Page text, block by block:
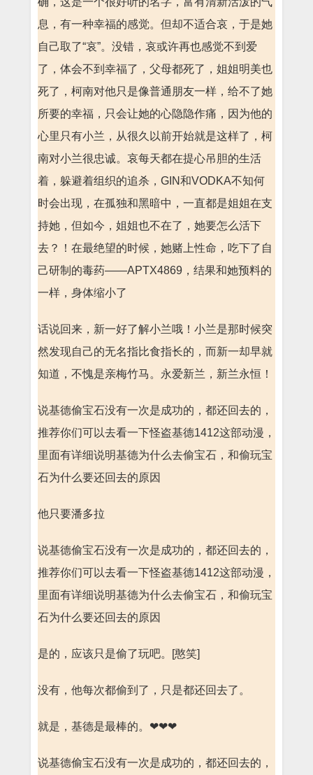
息，有一种幸福的感觉。但却不适合哀，于是她
自己取了“哀”。没错，哀或许再也感觉不到爱
了，体会不到幸福了，父母都死了，姐姐明美也
死了，柯南对他只是像普通朋友一样，给不了她
所要的幸福，只会让她的心隐隐作痛，因为他的
心里只有小兰，从很久以前开始就是这样了，柯
南对小兰很忠诚。哀每天都在提心吊胆的生活
着，躲避着组织的追杀，GIN和VODKA不知何
时会出现，在孤独和黑暗中，一直都是姐姐在支
持她，但如今，姐姐也不在了，她要怎么活下
去？！在最绝望的时候，她赌上性命，吃下了自
己研制的毒药——APTX4869，结果和她预料的
一样，身体缩小了
话说回来，新一好了解小兰哦！小兰是那时候突
然发现自己的无名指比食指长的，而新一却早就
知道，不愧是亲梅竹马。永爱新兰，新兰永恒！
说基德偷宝石没有一次是成功的，都还回去的，
推荐你们可以去看一下怪盗基德1412这部动漫，
里面有详细说明基德为什么去偷宝石，和偷玩宝
石为什么要还回去的原因
他只要潘多拉
说基德偷宝石没有一次是成功的，都还回去的，
推荐你们可以去看一下怪盗基德1412这部动漫，
里面有详细说明基德为什么去偷宝石，和偷玩宝
石为什么要还回去的原因
是的，应该只是偷了玩吧。[憨笑]
没有，他每次都偷到了，只是都还回去了。
就是，基德是最棒的。❤❤❤
说基德偷宝石没有一次是成功的，都还回去的，